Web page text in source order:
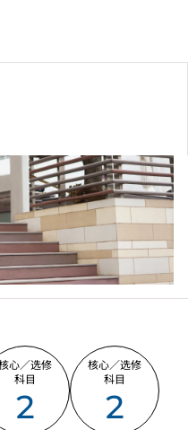
。VTC可因应情况取消任
心／选修
科目
2
核心／选修
科目
2